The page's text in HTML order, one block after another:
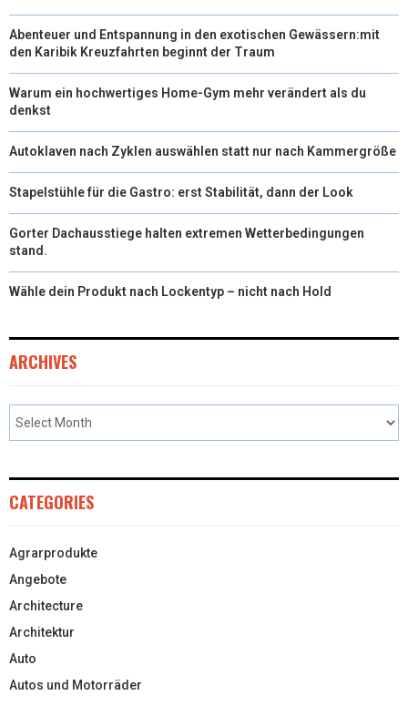
Abenteuer und Entspannung in den exotischen Gewässern:mit
den Karibik Kreuzfahrten beginnt der Traum
Warum ein hochwertiges Home-Gym mehr verändert als du
denkst
Autoklaven nach Zyklen auswählen statt nur nach Kammergröße
Stapelstühle für die Gastro: erst Stabilität, dann der Look
Gorter Dachausstiege halten extremen Wetterbedingungen
stand.
Wähle dein Produkt nach Lockentyp – nicht nach Hold
ARCHIVES
CATEGORIES
Agrarprodukte
Angebote
Architecture
Architektur
Auto
Autos und Motorräder